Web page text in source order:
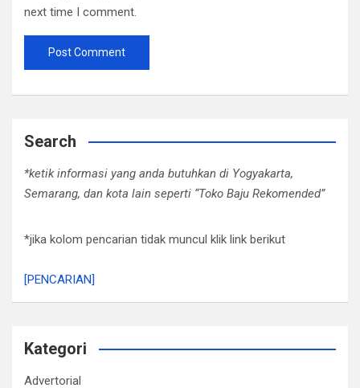
next time I comment.
Search
*ketik informasi yang anda butuhkan di Yogyakarta,
Semarang, dan kota lain seperti “Toko Baju Rekomended”
*jika kolom pencarian tidak muncul klik link berikut
[PENCARIAN]
Kategori
Advertorial